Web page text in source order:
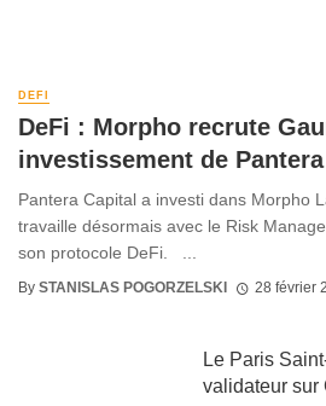
DEFI
DeFi : Morpho recrute
investissement de Pantera
Pantera Capital a investi dans Morpho
travaille désormais avec le Risk
son protocole DeFi. ...
By STANISLAS POGORZELSKI 28 février
Le Paris
validateur sur